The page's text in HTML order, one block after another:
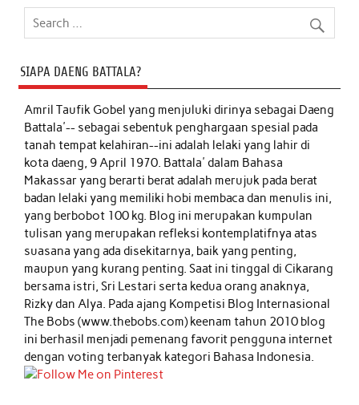
SIAPA DAENG BATTALA?
Amril Taufik Gobelyang menjuluki dirinya sebagai Daeng
Battala'-- sebagai sebentuk penghargaan spesial pada
tanah tempat kelahiran--ini adalah lelaki yang lahir di
kota daeng, 9 April 1970. Battala' dalam Bahasa
Makassar yang berarti berat adalah merujuk pada berat
badan lelaki yang memiliki hobi membaca dan menulis ini,
yang berbobot 100 kg. Blog ini merupakan kumpulan
tulisan yang merupakan refleksi kontemplatifnya atas
suasana yang ada disekitarnya, baik yang penting,
maupun yang kurang penting. Saat ini tinggal di Cikarang
bersama istri, Sri Lestari serta kedua orang anaknya,
Rizky dan Alya. Pada ajang Kompetisi Blog Internasional
The Bobs (www.thebobs.com) keenam tahun 2010 blog
ini berhasil menjadi pemenang favorit pengguna internet
dengan voting terbanyak kategori Bahasa Indonesia.